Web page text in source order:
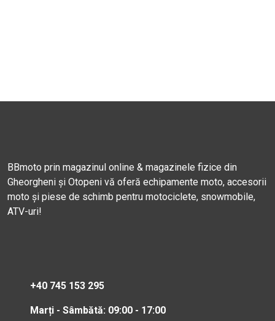
BBmoto prin magazinul online & magazinele fizice din
Gheorgheni și Otopeni vă oferă echipamente moto, accesorii
moto și piese de schimb pentru motociclete, snowmobile,
ATV-uri!
+40 745 153 295
Marți - Sâmbătă: 09:00 - 17:00